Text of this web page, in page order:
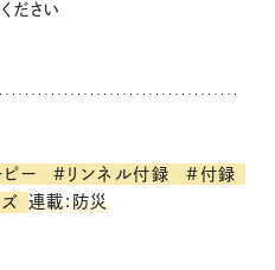
ださい
ー #リンネル付録
#付録
連載:防災